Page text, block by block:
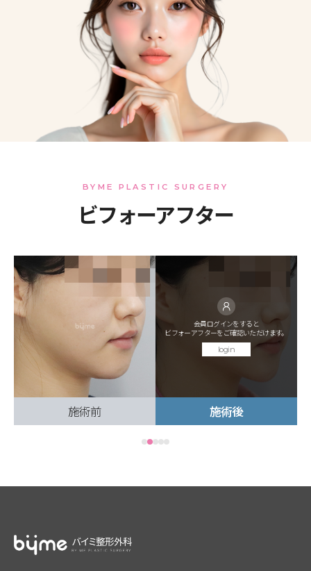
BYME PLASTIC SURGERY
ビフォーアフター
施術前
会員ログインをすると
ビフォーアフターをご確認いただけます。
login
施術後